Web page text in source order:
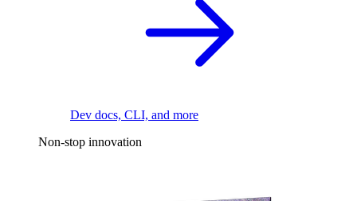
Dev docs, CLI, and more
Non-stop innovation